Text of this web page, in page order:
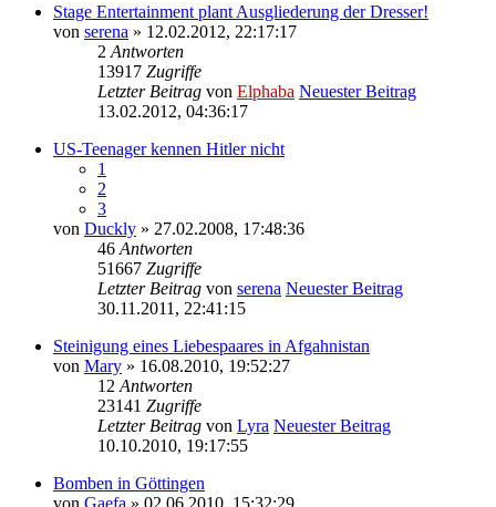
Stage Entertainment plant Ausgliederung der Dresser!
von serena » 12.02.2012, 22:17:17
2 Antworten
13917 Zugriffe
Letzter Beitrag von Elphaba Neuester Beitrag
13.02.2012, 04:36:17
US-Teenager kennen Hitler nicht
1
2
3
von Duckly » 27.02.2008, 17:48:36
46 Antworten
51667 Zugriffe
Letzter Beitrag von serena Neuester Beitrag
30.11.2011, 22:41:15
Steinigung eines Liebespaares in Afgahnistan
von Mary » 16.08.2010, 19:52:27
12 Antworten
23141 Zugriffe
Letzter Beitrag von Lyra Neuester Beitrag
10.10.2010, 19:17:55
Bomben in Göttingen
von Gaefa » 02.06.2010, 15:32:29